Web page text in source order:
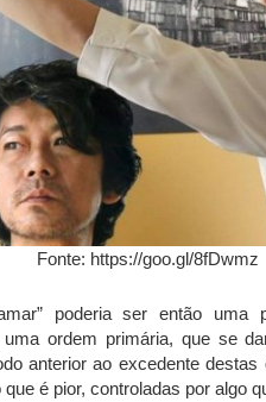
Fonte: https://goo.gl/8fDwmz
poderia ser então uma
ordem primária, que se
anterior ao excedente
é pior, controladas por algo